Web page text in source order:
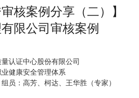
核案例分享（二）】
限公司审核案例
认证中心股份有限公司
健康安全管理体系
员：高芳、柯达、王华胜（专家）